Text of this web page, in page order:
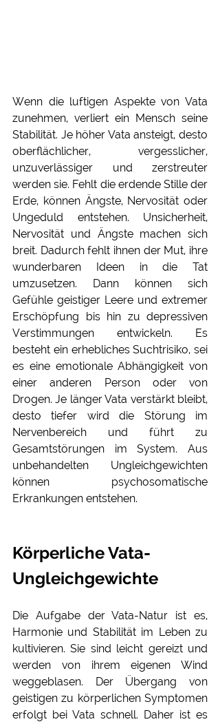
Wenn die luftigen Aspekte von Vata
zunehmen, verliert ein Mensch seine
Stabilität. Je höher Vata ansteigt, desto
oberflächlicher, vergesslicher,
unzuverlässiger und zerstreuter
werden sie. Fehlt die erdende Stille der
Erde, können Ängste, Nervosität oder
Ungeduld entstehen. Unsicherheit,
Nervosität und Ängste machen sich
breit. Dadurch fehlt ihnen der Mut, ihre
wunderbaren Ideen in die Tat
umzusetzen. Dann können sich
Gefühle geistiger Leere und extremer
Erschöpfung bis hin zu depressiven
Verstimmungen entwickeln. Es
besteht ein erhebliches Suchtrisiko, sei
es eine emotionale Abhängigkeit von
einer anderen Person oder von
Drogen. Je länger Vata verstärkt bleibt,
desto tiefer wird die Störung im
Nervenbereich und führt zu
Gesamtstörungen im System. Aus
unbehandelten Ungleichgewichten
können psychosomatische
Erkrankungen entstehen.
Körperliche Vata-
Ungleichgewichte
Die Aufgabe der Vata-Natur ist es,
Harmonie und Stabilität im Leben zu
kultivieren. Sie sind leicht gereizt und
werden von ihrem eigenen Wind
weggeblasen. Der Übergang von
geistigen zu körperlichen Symptomen
erfolgt bei Vata schnell. Daher ist es